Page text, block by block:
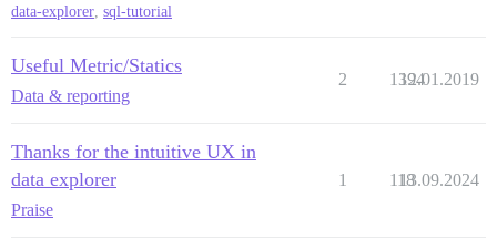
data-explorer, sql-tutorial
Useful Metric/Statics
Data & reporting
2 1394
12.01.2019
Thanks for the intuitive UX in
data explorer
Praise
1 118
13.09.2024